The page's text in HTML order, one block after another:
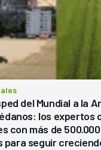
del Mundial a la
los expertos
con más de
para seguir